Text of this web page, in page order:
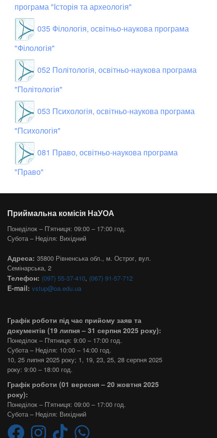
програма "Історія та археологія"
035 Філологія, освітньо-наукова програма
"Філологія"
052 Політологія, освітньо-наукова програма
"Політологія"
053 Психологія, освітньо-наукова програма
"Психологія"
081 Право, освітньо-наукова програма
"Право"
Приймальна комісія НаУОА
Понеділок – П’ятниця: 09:00 – 17:00 год.
Субота – Неділя: Вихідний
Адреса: 35800 Рівненська обл., м. Острог, вул.
Семінарська, 2
Телефон: (097) 55-37-410, (067) 91-57-712
E-mail: vstup@oa.edu.ua
Графік роботи під час прийому заяв та
документів (19 липня – 31 серпня 2025 року):
Понеділок – П'ятниця: 9:00 – 17:00 год.
Субота – Неділя: 10:00 – 14:00 год.
10, 25 липня 2025 року; 1, 19, 23, 25, 28 серпня 2025
року: 9:00 – 18:00 год.
Графік роботи (01 вересня – 20 жовтня 2025
року):
Понеділок – П’ятниця: 09:00 – 17:00 год.
Субота – Неділя: Вихідний